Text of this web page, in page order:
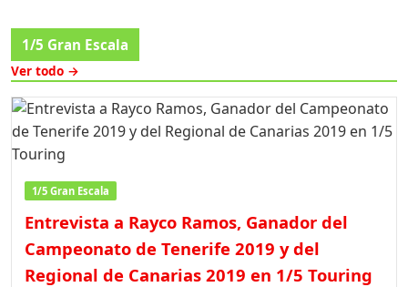
1/5 Gran Escala
Ver todo →
1/5 Gran Escala
Entrevista a Rayco Ramos, Ganador del
Campeonato de Tenerife 2019 y del
Regional de Canarias 2019 en 1/5 Touring